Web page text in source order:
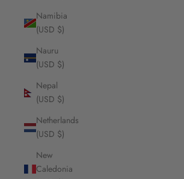
Namibia
(USD $)
Nauru
(USD $)
Nepal
(USD $)
Netherlands
(USD $)
New
Caledonia